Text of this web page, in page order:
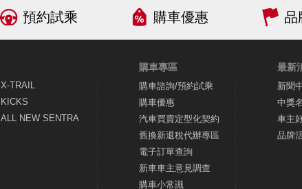
預約試乘 購車優惠 品
X-TRAIL
KICKS
ALL NEW SENTRA
購車專區
購車諮詢/預約試乘
購車優惠
汽車買賣定型化契約
舊換新退稅代辦專區
電子訂單查詢
新車車主意見調查
購車小常識
最新
新聞
中獎
車主
品牌